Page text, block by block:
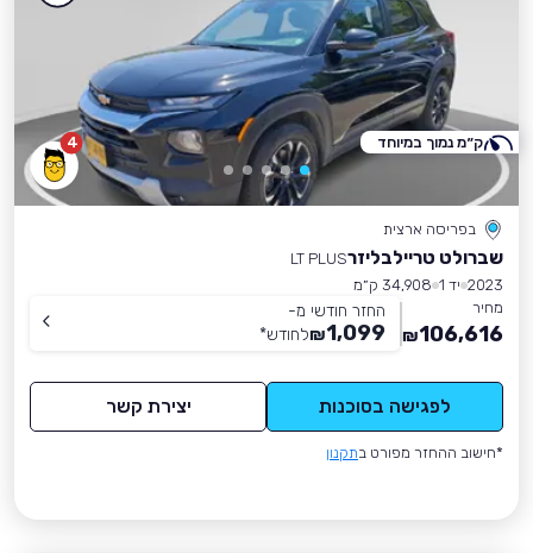
4
בפריסה ארצית
שברולט טריילבליזרLT PLUS
2023 יד 1
34,908 ק״מ
מחיר
106,616
₪
החזר חודשי מ-
1,099
₪לחודש*
לפגישה בסוכנות יצירת קשר
*חישוב ההחזר מפורט בתקנון
ק״מ נמוך במיוחד